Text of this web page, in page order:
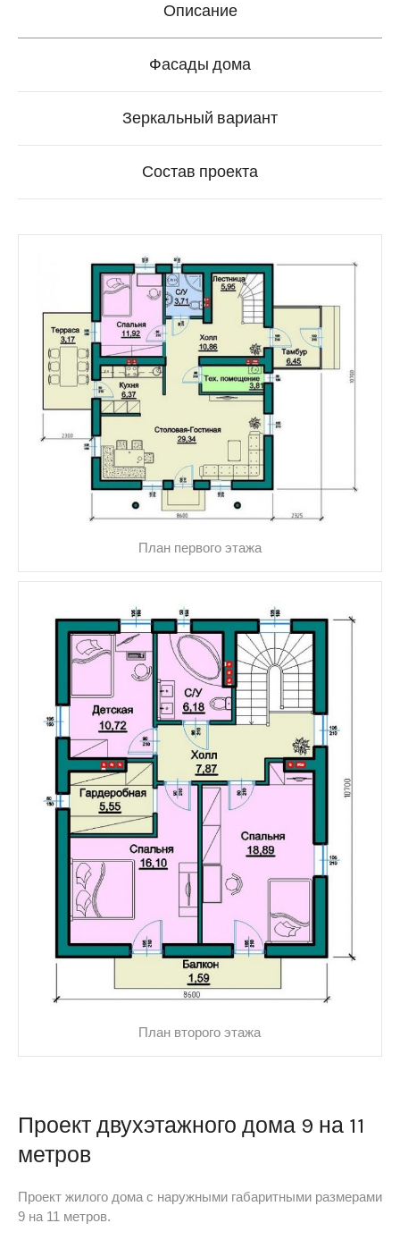
Описание
Фасады дома
Зеркальный вариант
Состав проекта
План первого этажа
План второго этажа
Проект двухэтажного дома 9 на 11
метров
Проект жилого дома с наружными габаритными размерами
9 на 11 метров.